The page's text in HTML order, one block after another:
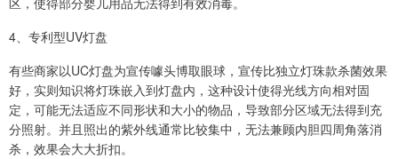
4、专利型UV灯盘
有些商家以UC灯盘为宣传噱头博取眼球，宣传比独立灯珠款杀菌效果
好，实则知识将灯珠嵌入到灯盘内，这种设计使得光线方向相对固
定，可能无法适应不同形状和大小的物品，导致部分区域无法得到充
分照射。并且照出的紫外线通常比较集中，无法兼顾内胆四周角落消
杀，效果会大大折扣。